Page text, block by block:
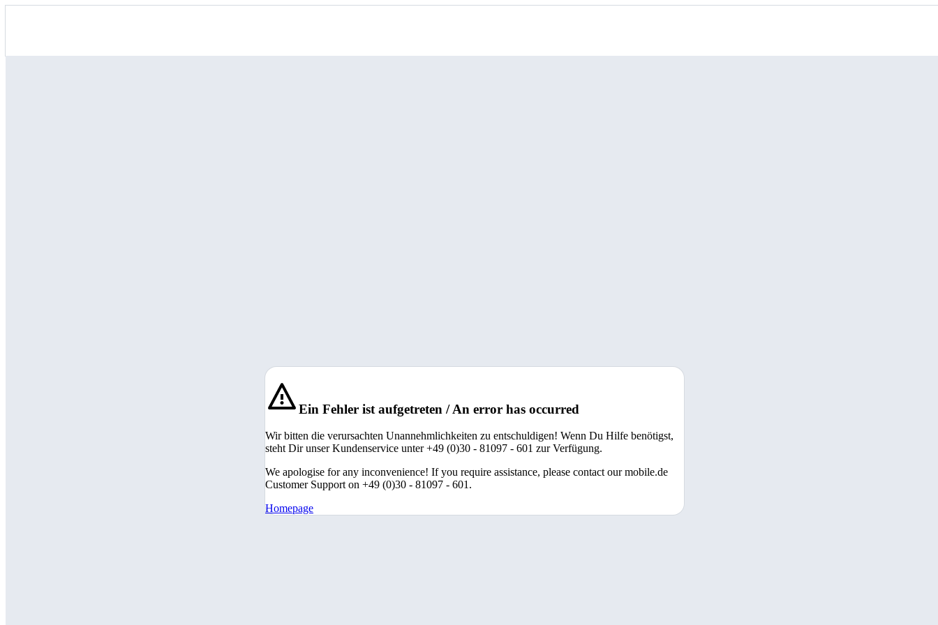
Ein Fehler ist aufgetreten / An error has occurred
Wir bitten die verursachten Unannehmlichkeiten zu entschuldigen! Wenn Du Hilfe benötigst,
steht Dir unser Kundenservice unter +49 (0)30 - 81097 - 601 zur Verfügung.
We apologise for any inconvenience! If you require assistance, please contact our mobile.de
Customer Support on +49 (0)30 - 81097 - 601.
Homepage